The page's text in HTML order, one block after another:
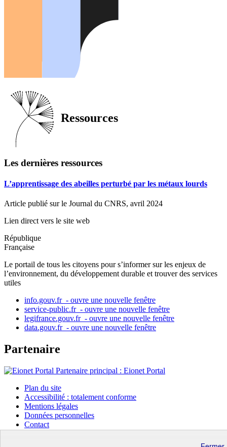
Ressources
Les dernières ressources
L’apprentissage des abeilles perturbé par les métaux lourds
Article publié sur le Journal du CNRS, avril 2024
Lien direct vers le site web
République
Française
Le portail de tous les citoyens pour s’informer sur les enjeux de
l’environnement, du développement durable et trouver des services
utiles
info.gouv.fr - ouvre une nouvelle fenêtre
service-public.fr - ouvre une nouvelle fenêtre
legifrance.gouv.fr - ouvre une nouvelle fenêtre
data.gouv.fr - ouvre une nouvelle fenêtre
Partenaire
Partenaire principal : Eionet Portal
Plan du site
Accessibilité : totalement conforme
Mentions légales
Données personnelles
Contact